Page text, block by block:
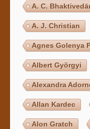
A. C.
A. J. Christian
Agnes Golenya
Albert Györgyi
Alexandra
Allan Kardec
Alon Gratch